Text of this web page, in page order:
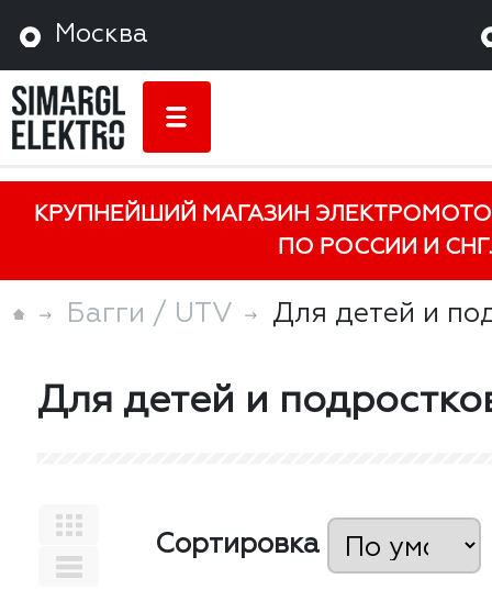
Москва
КРУПНЕЙШИЙ МАГАЗИН
ПО РОССИИ И СНГ.
Багги / UTV Для детей и
Для детей и
Сортировка